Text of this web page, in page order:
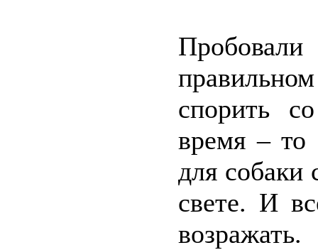
спорить
время – то
для собаки
свете. И
возражать.